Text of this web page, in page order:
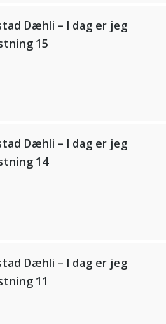
Dæhli – I dag er jeg
15
Dæhli – I dag er jeg
14
Dæhli – I dag er jeg
11